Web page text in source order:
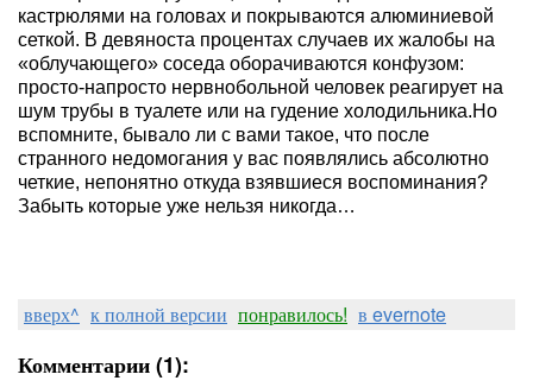
кастрюлями на головах и покрываются алюминиевой
сеткой. В девяноста процентах случаев их жалобы на
«облучающего» соседа оборачиваются конфузом:
просто-напросто нервнобольной человек реагирует на
шум трубы в туалете или на гудение холодильника.Но
вспомните, бывало ли с вами такое, что после
странного недомогания у вас появлялись абсолютно
четкие, непонятно откуда взявшиеся воспоминания?
Забыть которые уже нельзя никогда…
вверх^ к полной версии понравилось! в evernote
Комментарии (1):